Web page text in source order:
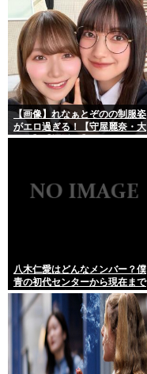
【画像】れなぁとぞのの制服姿
がエロ過ぎる！【守屋麗奈・大
園玲】【櫻坂46】
八木仁愛はどんなメンバー？僕
青の初代センターから現在まで
の活動を紹介